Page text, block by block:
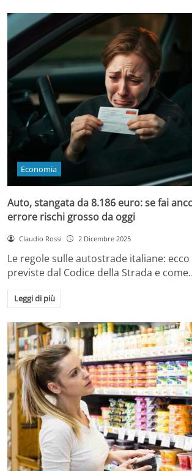
Economia
Auto, stangata da 8.186 euro: se fai
errore rischi grosso da oggi
Claudio Rossi 2 Dicembre 2025
Le regole sulle autostrade italiane:
previste dal Codice della Strada e
Leggi di più